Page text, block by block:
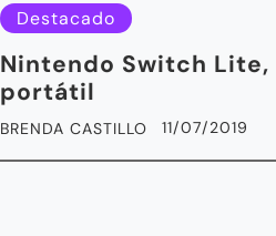
Destacado
Nintendo Switch Lite,
portátil
BRENDA CASTILLO 11/07/2019